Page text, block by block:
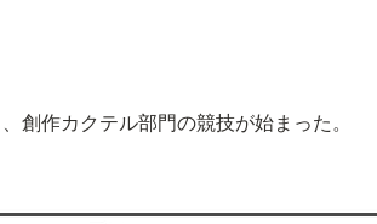
創作カクテル部門の競技が始まった。